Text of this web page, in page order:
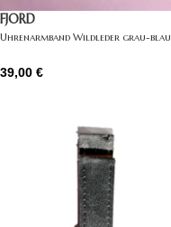
FJORD
Uhrenarmband Wildleder grau-blau
39,00 €